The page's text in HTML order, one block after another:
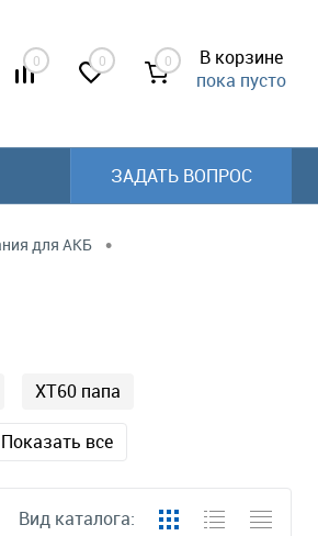
0 0 0
В корзине
пока пусто
ЗАДАТЬ ВОПРОС
для АКБ •
XT60 папа
Показать все
Вид каталога: